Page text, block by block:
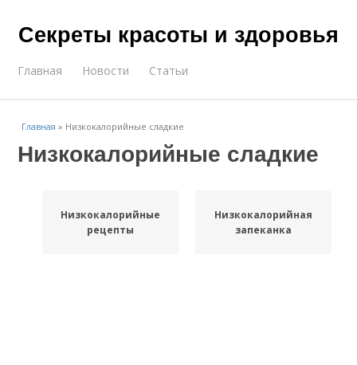
Секреты красоты и здоровья
Главная Новости Статьи
Главная » Низкокалорийные сладкие
Низкокалорийные сладкие
Низкокалорийные
рецепты
Низкокалорийная
запеканка